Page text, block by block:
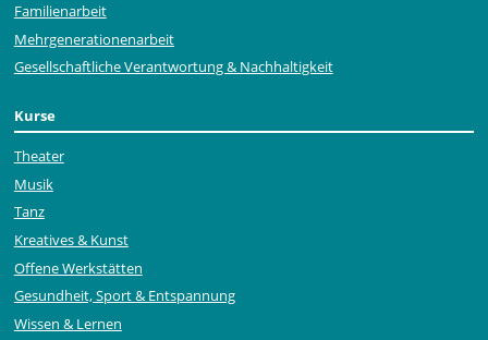
Familienarbeit
Mehr­generationen­arbeit
Gesellschaftliche Verantwortung & Nachhaltigkeit
Kurse
Theater
Musik
Tanz
Kreatives & Kunst
Offene Werkstätten
Gesundheit, Sport & Entspannung
Wissen & Lernen